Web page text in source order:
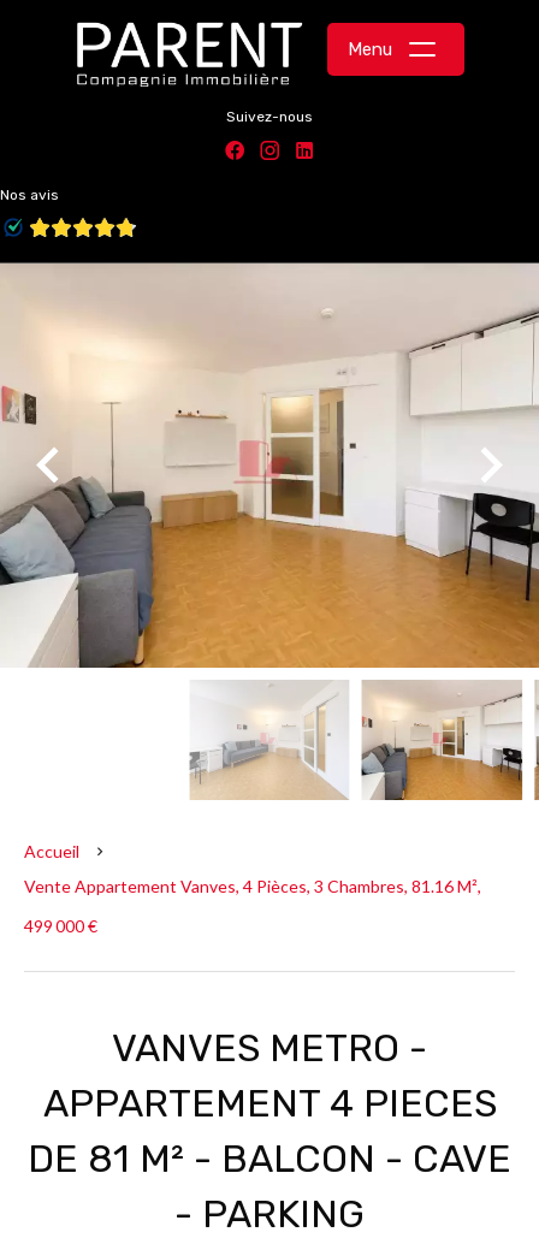
Suivez-nous
Nos avis
Menu
Accueil
Vente Appartement Vanves, 4 Pièces, 3 Chambres, 81.16 M²,
499 000 €
VANVES METRO -
APPARTEMENT 4 PIECES
DE 81 M² - BALCON - CAVE
- PARKING